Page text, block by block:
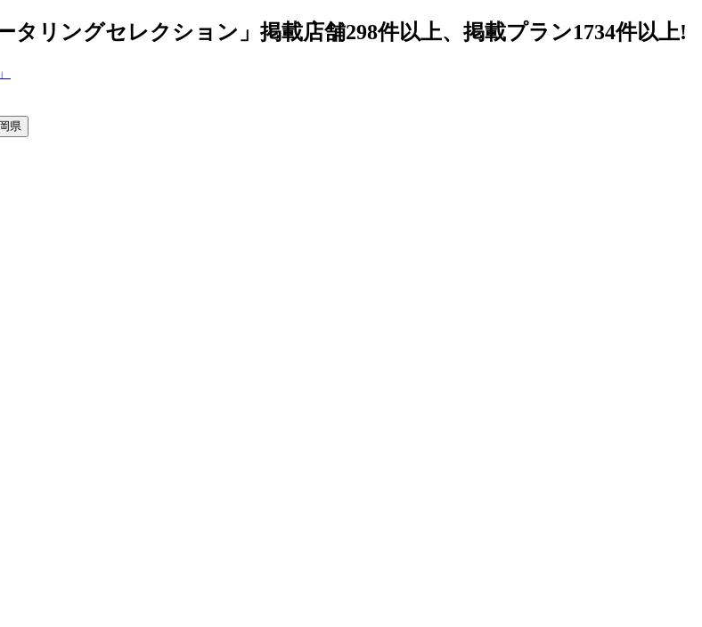
リングセレクション」掲載店舗298件以上、掲載プラン1734件以上!
県